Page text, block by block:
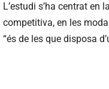
L’estudi s’ha centrat en
competitiva, en les
“és de les que disposa